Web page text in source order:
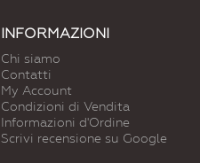
INFORMAZIONI
Chi siamo
Contatti
My Account
Condizioni di Vendita
Informazioni d'Ordine
Scrivi recensione su Google